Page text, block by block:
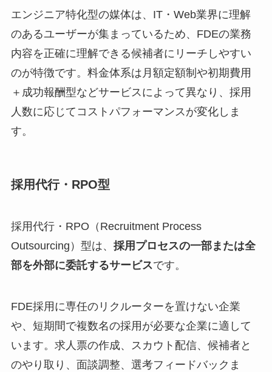
エンジニア特化型の媒体は、IT・Web業界に理解
のあるユーザーが集まっているため、FDEの業務
内容を正確に理解できる候補者にリーチしやすい
のが特徴です。料金体系は月額定額制や初期費用
＋成功報酬型などサービスによって異なり、採用
人数に応じてコストパフォーマンスが変化しま
す。
採用代行・RPO型
採用代行・RPO（Recruitment Process
Outsourcing）型は、 採用プロセスの一部または全
部を外部に委託するサービスです。
FDE採用に専任のリクルーターを置けない企業
や、短期間で複数名の採用が必要な企業に適して
います。求人票の作成、スカウト配信、候補者と
のやり取り、面談調整、選考フィードバックま